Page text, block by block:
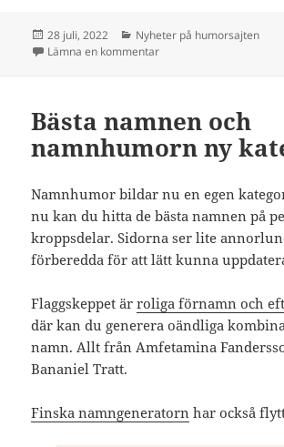
Postat
28 juli, 2022 Kategorier
Nyheter på humorsajten
Lämna en kommentartill Stora kategorin med
Bästa namnen och
namnhumorn ny
Namnhumor bildar nu en egen
nu kan du hitta de bästa namnen på
kroppsdelar. Sidorna ser lite
förberedda för att lätt kunna
Flaggskeppet ärroliga förnamn och
där kan du generera oändliga
namn. Allt från Amfetamina
Bananiel Tratt.
Finska namngeneratorn har också